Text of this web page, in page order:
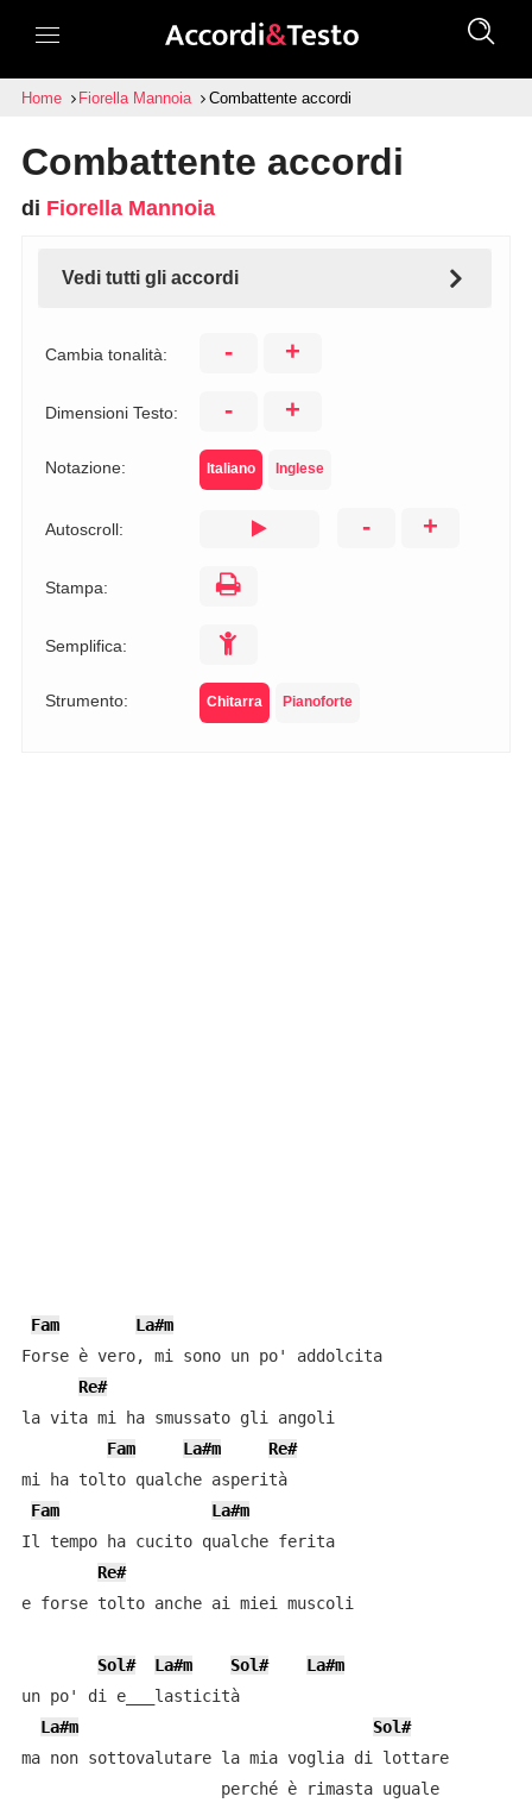
Home Fiorella Mannoia Combattente accordi
Combattente accordi
di Fiorella Mannoia
Vedi tutti gli accordi
Cambia tonalità: - +
Dimensioni Testo: - +
Notazione: Italiano Inglese
Autoscroll: - +
Stampa:
Semplifica:
Strumento: Chitarra Pianoforte
Fam
La#m
Forse è vero, mi sono un po' addolcita
Re#
la vita mi ha smussato gli angoli
Fam
La#m
Re#
mi ha tolto qualche asperità
Fam
La#m
Il tempo ha cucito qualche ferita
Re#
e forse tolto anche ai miei muscoli
Sol# La#m Sol#
La#m
un po' di e___lasticità
La#m
Sol#
ma non sottovalutare la mia voglia di lottare
                     perché è rimasta uguale